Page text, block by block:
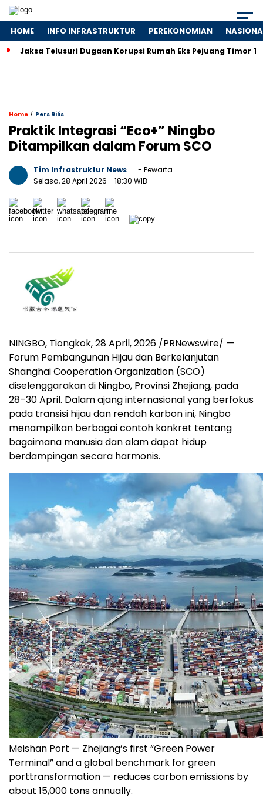
HOME INFO INFRASTRUKTUR PEREKONOMIAN
Jaksa Telusuri Dugaan Korupsi Rumah Eks Pejuang Timor
Home / Pers Rilis
Praktik Integrasi “Eco+” Ningbo
Ditampilkan dalam Forum SCO
Tim Infrastruktur News
- Pewarta
Selasa, 28 April 2026 - 18:30 WIB
NINGBO, Tiongkok,28 April, 2026 /PRNewswire/ —
Forum Pembangunan Hijau dan Berkelanjutan
Shanghai Cooperation Organization (SCO)
diselenggarakan di Ningbo, Provinsi Zhejiang, pada
28–30 April. Dalam ajang internasional yang berfokus
pada transisi hijau dan rendah karbon ini, Ningbo
menampilkan berbagai contoh konkret tentang
bagaimana manusia dan alam dapat hidup
berdampingan secara harmonis.
Meishan Port — Zhejiang’s first “Green Power
Terminal” and a global benchmark for green
porttransformation — reduces carbon emissions by
about 15,000 tons annually.